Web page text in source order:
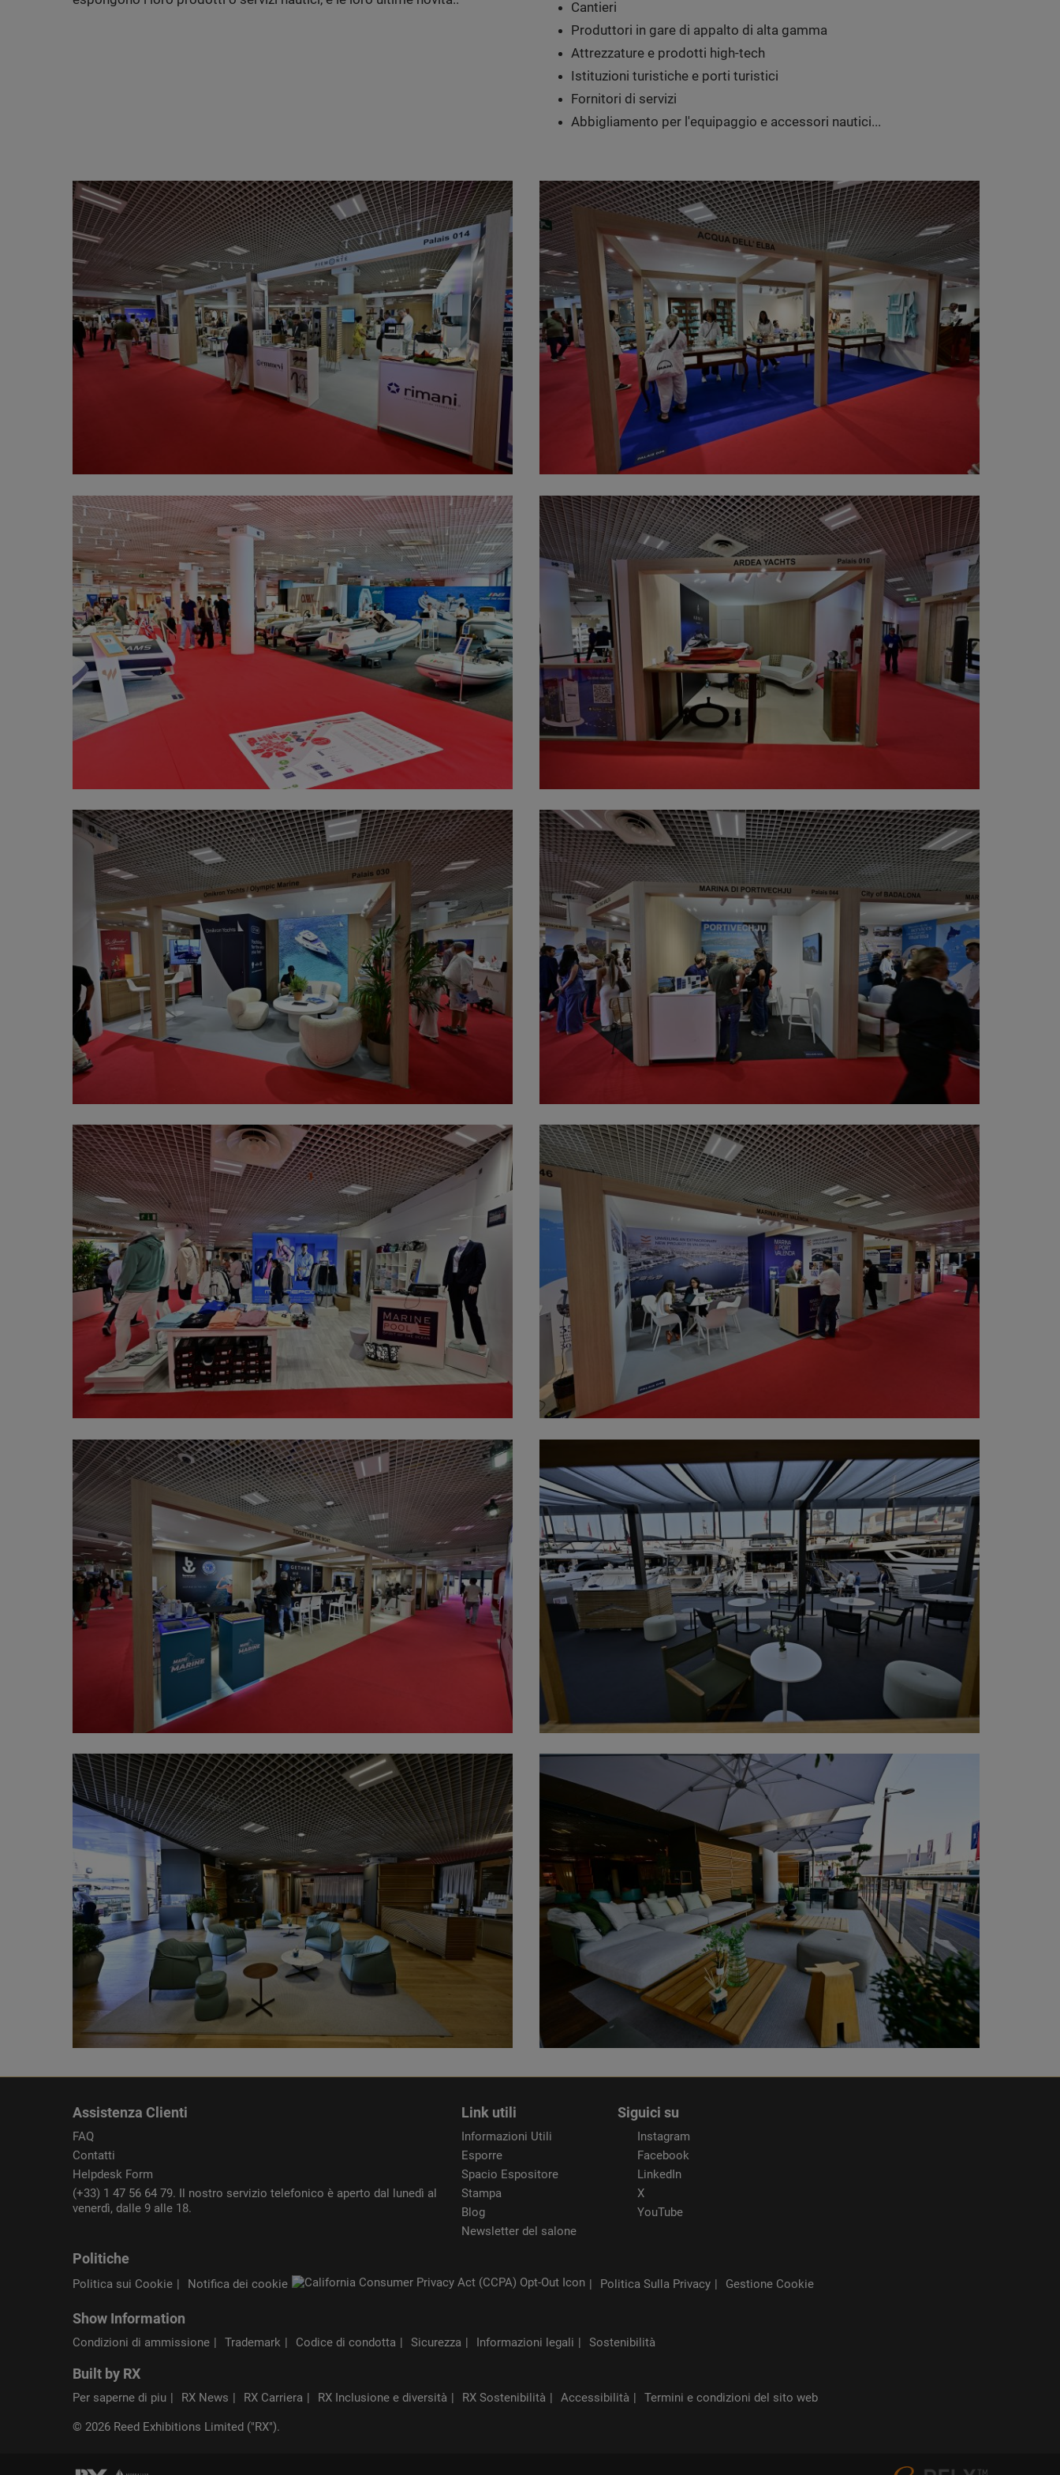
Cantieri
Produttori in gare di appalto di alta gamma
Attrezzature e prodotti high-tech
Istituzioni turistiche e porti turistici
Fornitori di servizi
Abbigliamento per l'equipaggio e accessori nautici...
Assistenza Clienti
FAQ
Contatti
Helpdesk Form
(+33) 1 47 56 64 79. Il nostro servizio telefonico è aperto dal lunedì al
venerdì, dalle 9 alle 18.
Link utili
Informazioni Utili
Esporre
Spacio Espositore
Stampa
Blog
Newsletter del salone
Siguici su
Instagram
Facebook
LinkedIn
X
YouTube
Politiche
Politica sui Cookie Notifica dei cookie Politica Sulla Privacy Gestione Cookie
Show Information
Condizioni di ammissione Trademark Codice di condotta Sicurezza Informazioni legali Sostenibilità
Built by RX
Per saperne di piu RX News RX Carriera RX Inclusione e diversità RX Sostenibilità Accessibilità Termini e condizioni del sito web
© 2026 Reed Exhibitions Limited ("RX").